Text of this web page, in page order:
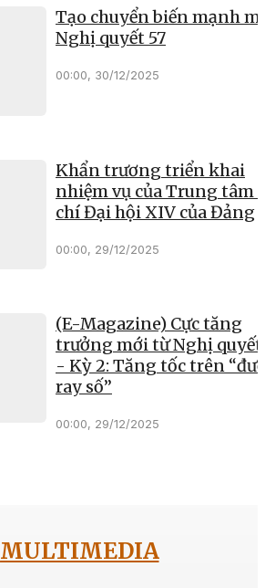
Tạo chuyển biến mạnh
Nghị quyết 57
00:00, 30/12/2025
Khẩn trương triển khai
nhiệm vụ của Trung tâm
chí Đại hội XIV của Đảng
00:00, 29/12/2025
(E-Magazine) Cực tăng
trưởng mới từ Nghị quyết
- Kỳ 2: Tăng tốc trên
ray số”
00:00, 29/12/2025
MULTIMEDIA